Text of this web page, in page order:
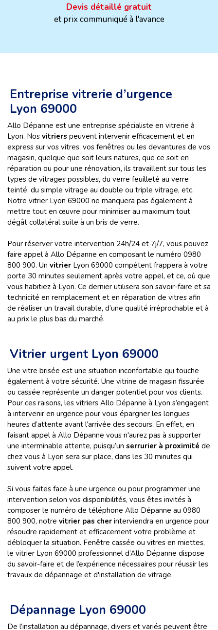
Devis détaillé gratuit
et prix communiqué à l'avance
Entreprise vitrerie d’urgence
Lyon 69000
Allo Dépanne est une entreprise spécialiste en vitrerie à
Lyon. Nos vitriers peuvent intervenir efficacement et en
express sur vos vitres, vos fenêtres ou les devantures de vos
magasin, quelque que soit leurs natures, que ce soit en
réparation ou pour une rénovation, ils travaillent sur tous les
types de vitrages possibles, du verre feuilleté au verre
teinté, du simple vitrage au double ou triple vitrage, etc.
Notre vitrier Lyon 69000 ne manquera pas également à
mettre tout en œuvre pour minimiser au maximum tout
dégât collatéral suite à un bris de verre.
Pour réserver votre intervention 24h/24 et 7j/7, vous pouvez
faire appel à Allo Dépanne en composant le numéro 0980
800 900. Un vitrier Lyon 69000 compétent frappera à votre
porte 30 minutes seulement après votre appel, et ce, où que
vous habitiez à Lyon. Ce dernier utilisera son savoir-faire et sa
technicité en remplacement et en réparation de vitres afin
de réaliser un travail durable, d’une qualité irréprochable et à
au prix le plus bas du marché.
Vitrier urgent Lyon 69000
Une vitre brisée est une situation inconfortable qui touche
également à votre sécurité. Une vitrine de magasin fissurée
ou cassée représente un danger potentiel pour vos clients.
Pour ces raisons, les vitriers Allo Dépanne à Lyon s’engagent
à intervenir en urgence pour vous épargner les longues
heures d’attente avant l’arrivée des secours. En effet, en
faisant appel à Allo Dépanne vous n'aurez pas à supporter
une interminable attente, puisqu’un serrurier à proximité de
chez vous à Lyon sera sur place, dans les 30 minutes qui
suivent votre appel.
Si vous faites face à une urgence ou pour programmer une
intervention selon vos disponibilités, vous êtes invités à
composer le numéro de téléphone Allo Dépanne au 0980
800 900, notre vitrier pas cher interviendra en urgence pour
résoudre rapidement et efficacement votre problème et
débloquer la situation. Fenêtre cassée ou vitres en miettes,
le vitrier Lyon 69000 professionnel d’Allo Dépanne dispose
du savoir-faire et de l’expérience nécessaires pour réussir les
travaux de dépannage et d'installation de vitrage.
Dépannage Lyon 69000
De l’installation au dépannage, divers et variés peuvent être